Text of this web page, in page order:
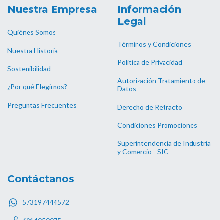
Nuestra Empresa
Quiénes Somos
Nuestra Historia
Sostenibilidad
¿Por qué Elegirnos?
Preguntas Frecuentes
Información
Legal
Términos y Condiciones
Política de Privacidad
Autorización Tratamiento de
Datos
Derecho de Retracto
Condiciones Promociones
Superintendencia de Industria
y Comercio - SIC
Contáctanos
573197444572